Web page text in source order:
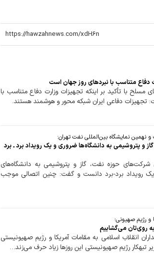
دفاع متناسب با نبردهای روز جهان است
مسلح با تأکید بر اینکه تجهیزات وزارت دفاع متناسب با
تجهیزات دفاعی ایران شبکه محور و هوشمند هستند.
نهمین نمایشگاه بین‌المللی نفت تهران:
و پتروشیمی به دانشگاه‌ها ضروری و یک رویداد برد ـ برد
حوزه نفت، گاز و پتروشیمی به دانشگاه‌های
رویداد برد-برد دانست و گفت: چنین اتصالی موجب
رژیم صهیونی؛
روی‌تان می‌گشاییم
انقلاب اسلامی به مقامات آمریکا و رژیم صهیونیستی
رژیم صهیونیستی این روزها زیاد حرف می‌زند…